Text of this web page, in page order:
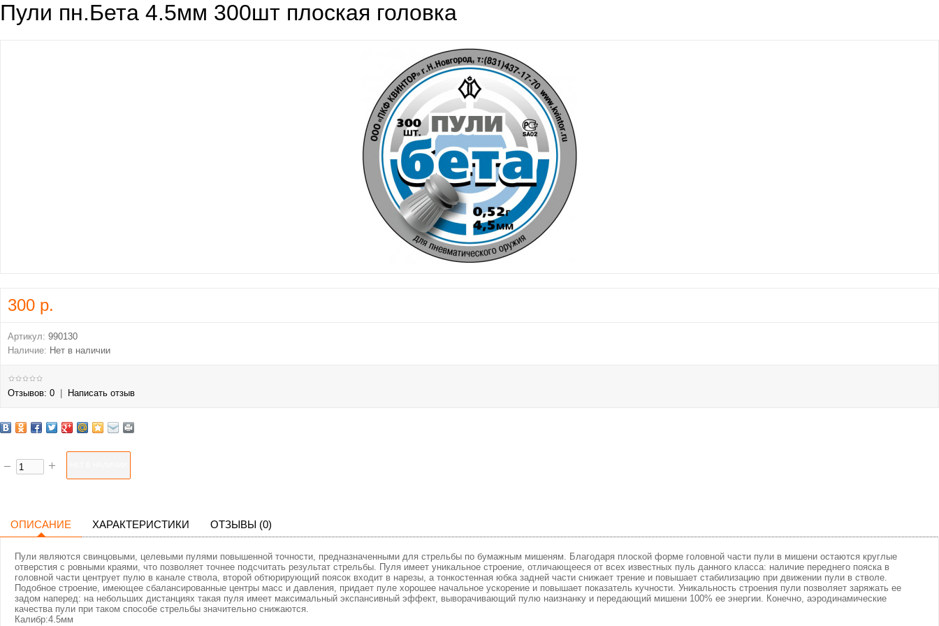
Пули пн.Бета 4.5мм 300шт плоская головка
300 р.
Артикул: 990130
Наличие: Нет в наличии
Отзывов: 0 Написать отзыв
ОПИСАНИЕ ХАРАКТЕРИСТИКИ ОТЗЫВЫ (0)
Пули являются свинцовыми, целевыми пулями повышенной точности, предназначенными для стрельбы по бумажным мишеням. Благодаря плоской форме головной части пули в мишени остаются круглые
отверстия с ровными краями, что позволяет точнее подсчитать результат стрельбы. Пуля имеет уникальное строение, отличающееся от всех известных пуль данного класса: наличие переднего пояска в
головной части центрует пулю в канале ствола, второй обтюрирующий поясок входит в нарезы, а тонкостенная юбка задней части снижает трение и повышает стабилизацию при движении пули в стволе.
Подобное строение, имеющее сбалансированные центры масс и давления, придает пуле хорошее начальное ускорение и повышает показатель кучности. Уникальность строения пули позволяет заряжать ее
задом наперед: на небольших дистанциях такая пуля имеет максимальный экспансивный эффект, выворачивающий пулю наизнанку и передающий мишени 100% ее энергии. Конечно, аэродинамические
качества пули при таком способе стрельбы значительно снижаются.
Калибр:4.5мм